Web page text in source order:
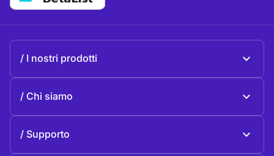
I nostri prodotti
Chi siamo
Supporto